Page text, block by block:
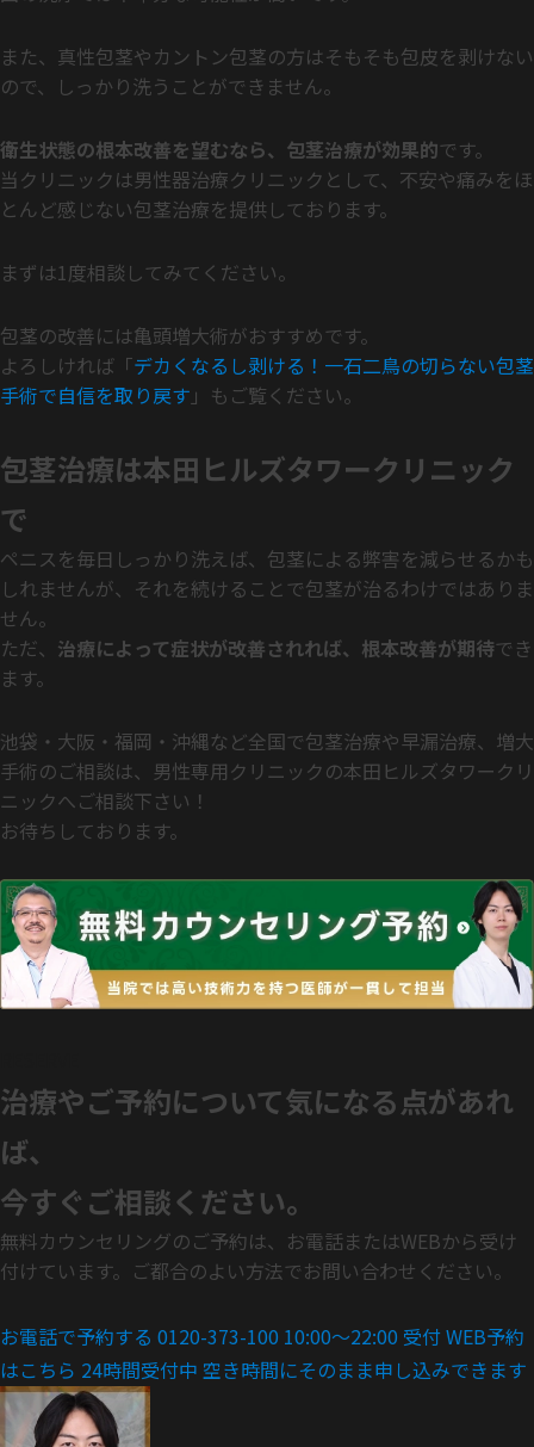
また、真性包茎やカントン包茎の方はそもそも包皮を剥けない
ので、しっかり洗うことができません。
衛生状態の根本改善を望むなら、包茎治療が効果的です。
当クリニックは男性器治療クリニックとして、不安や痛みをほ
とんど感じない包茎治療を提供しております。
まずは1度相談してみてください。
包茎の改善には亀頭増大術がおすすめです。
よろしければ「デカくなるし剥ける！一石二鳥の切らない包茎
手術で自信を取り戻す 」もご覧ください。
包茎治療は本田ヒルズタワークリニック
で
ペニスを毎日しっかり洗えば、包茎による弊害を減らせるかも
しれませんが、それを続けることで包茎が治るわけではありま
せん。
ただ、 治療によって症状が改善されれば、根本改善が期待でき
ます。
池袋・大阪・福岡・沖縄など全国で包茎治療や早漏治療、増大
手術のご相談は、男性専用クリニックの本田ヒルズタワークリ
ニックへご相談下さい！
お待ちしております。
治療やご予約について気になる点があれ
ば、
今すぐご相談ください。
無料カウンセリングのご予約は、お電話またはWEBから受け
付けています。ご都合のよい方法でお問い合わせください。
お電話で予約する 0120-373-100 10:00〜22:00 受付WEB予約
はこちら 24時間受付中 空き時間にそのまま申し込みできます